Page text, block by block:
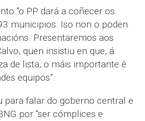
"o PP dará a coñecer os
municipios. Iso non o poden
Presentaremos aos
quen insistiu en que, á
de lista, o máis importante é
equipos”.
para falar do goberno central e
por "ser cómplices e